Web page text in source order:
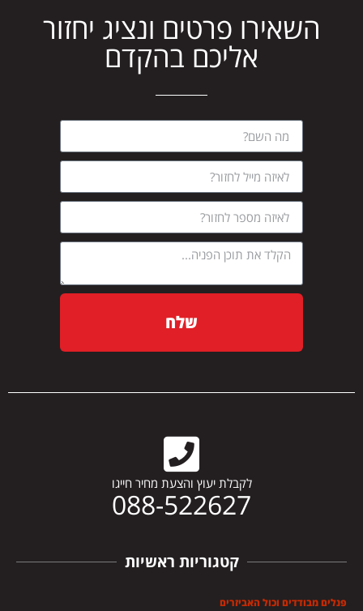
השאירו פרטים ונציג יחזור
אליכם בהקדם
שלח
לקבלת יעוץ והצעת מחיר חייגו
088-522627
קטגוריות ראשיות
פנלים מבודדים וכול האביזרים